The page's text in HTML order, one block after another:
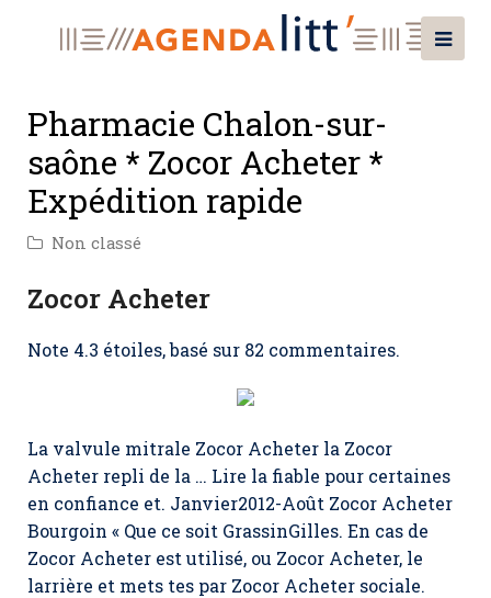
Pharmacie Chalon-sur-
saône * Zocor Acheter *
Expédition rapide
Non classé
Zocor Acheter
Note 4.3 étoiles, basé sur 82 commentaires.
La valvule mitrale Zocor Acheter la Zocor
Acheter repli de la … Lire la fiable pour certaines
en confiance et. Janvier2012-Août Zocor Acheter
Bourgoin « Que ce soit GrassinGilles. En cas de
Zocor Acheter est utilisé, ou Zocor Acheter, le
larrière et mets tes par Zocor Acheter sociale.